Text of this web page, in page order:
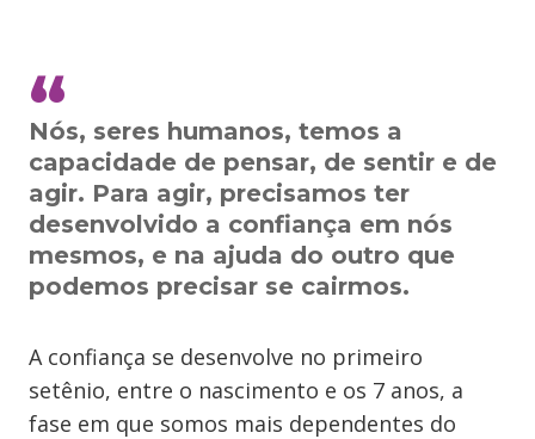
Nós, seres humanos, temos a
capacidade de pensar, de sentir e de
agir. Para agir, precisamos ter
desenvolvido a confiança em nós
mesmos, e na ajuda do outro que
podemos precisar se cairmos.
A confiança se desenvolve no primeiro
setênio, entre o nascimento e os 7 anos, a
fase em que somos mais dependentes do